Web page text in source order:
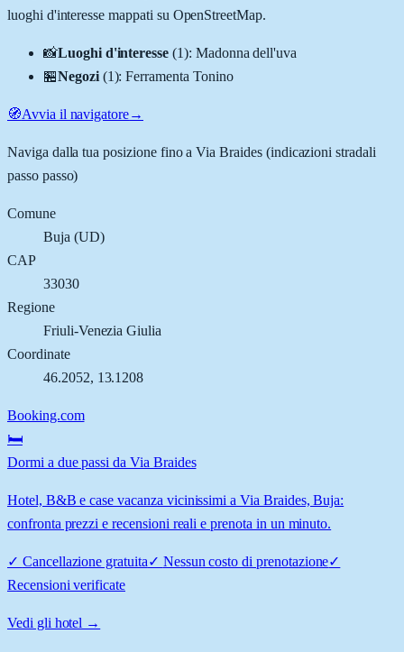
luoghi d'interesse mappati su OpenStreetMap.
📸Luoghi d'interesse (1): Madonna dell'uva
🏪Negozi (1):Ferramenta Tonino
🧭Avvia il navigatore→
Naviga dalla tua posizione fino aVia Braides(indicazioni stradali
passo passo)
Comune
Buja (UD)
CAP
33030
Regione
Friuli-Venezia Giulia
Coordinate
46.2052, 13.1208
Booking.com
🛏️
Dormi a due passi da Via Braides
Hotel, B&B e case vacanza vicinissimi a Via Braides, Buja:
confronta prezzi e recensioni reali e prenota in un minuto.
✓ Cancellazione gratuita✓ Nessun costo di prenotazione✓
Recensioni verificate
Vedi gli hotel →